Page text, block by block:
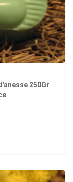
250Gr